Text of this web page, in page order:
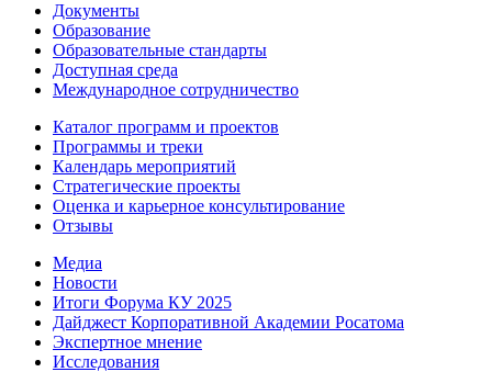
Документы
Образование
Образовательные стандарты
Доступная среда
Международное сотрудничество
Каталог программ и проектов
Программы и треки
Календарь мероприятий
Стратегические проекты
Оценка и карьерное консультирование
Отзывы
Медиа
Новости
Итоги Форума КУ 2025
Дайджест Корпоративной Академии Росатома
Экспертное мнение
Исследования